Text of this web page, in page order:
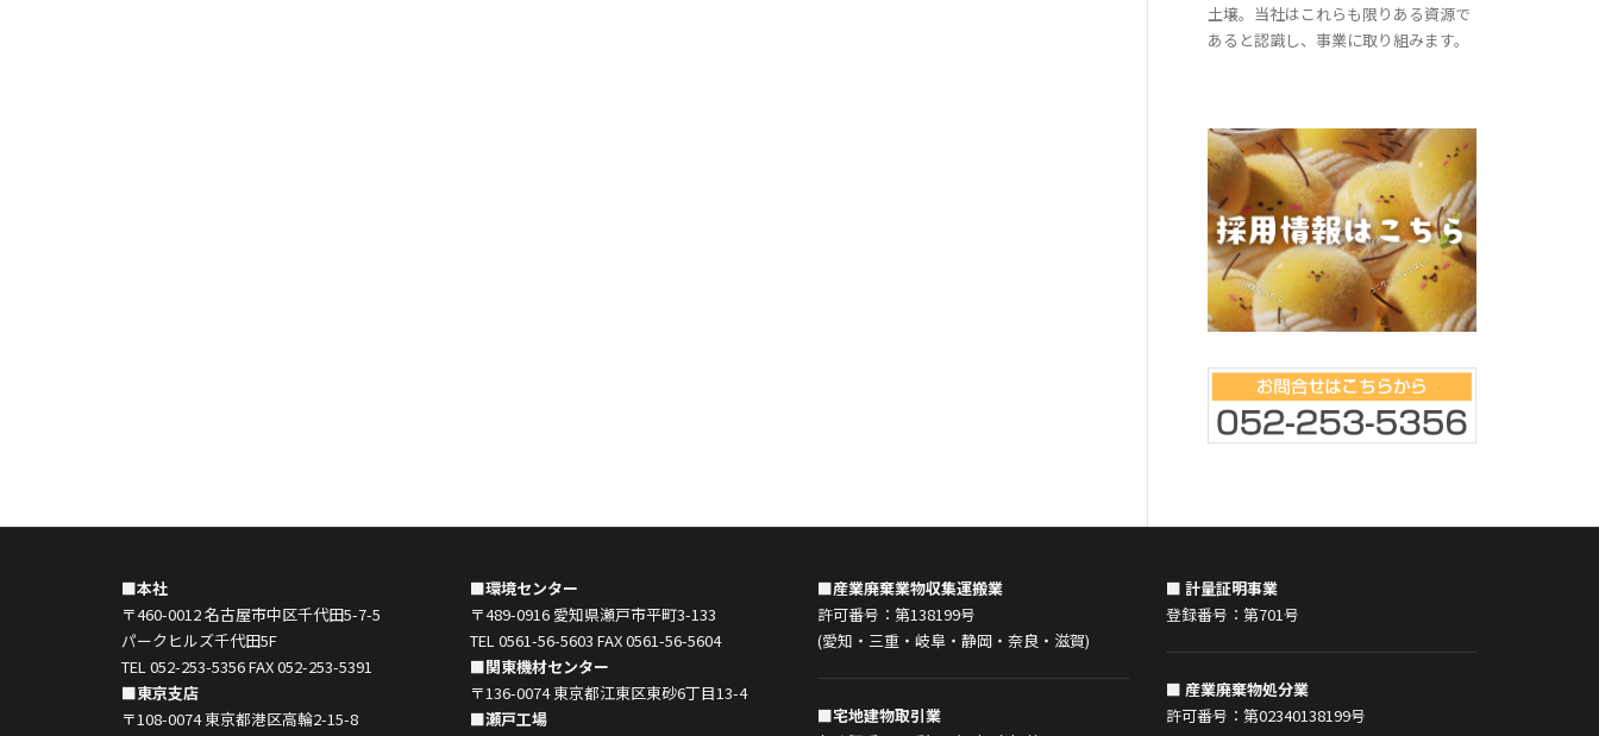
土壌。当社はこれらも限りある資源で
あると認識し、事業に取り組みます。
■本社
〒460-0012 名古屋市中区千代田5-7-5
パークヒルズ千代田5F
TEL 052-253-5356 FAX 052-253-5391
■東京支店
〒108-0074 東京都港区高輪2-15-8
■環境センター
〒489-0916 愛知県瀬戸市平町3-133
TEL 0561-56-5603 FAX 0561-56-5604
■関東機材センター
〒136-0074 東京都江東区東砂6丁目13-4
■瀬戸工場
■産業廃棄業物収集運搬業
許可番号：第138199号
(愛知・三重・岐阜・静岡・奈良・滋賀)
■宅地建物取引業
■ 計量証明事業
登録番号：第701号
■ 産業廃棄物処分業
許可番号：第02340138199号